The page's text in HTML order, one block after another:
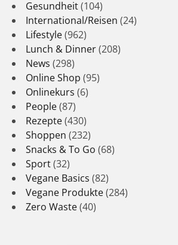
Gesundheit(104)
International/Reisen (24)
Lifestyle(962)
Lunch & Dinner(208)
News (298)
Online Shop (95)
Onlinekurs (6)
People(87)
Rezepte(430)
Shoppen (232)
Snacks & To Go (68)
Sport(32)
Vegane Basics (82)
Vegane Produkte(284)
Zero Waste(40)